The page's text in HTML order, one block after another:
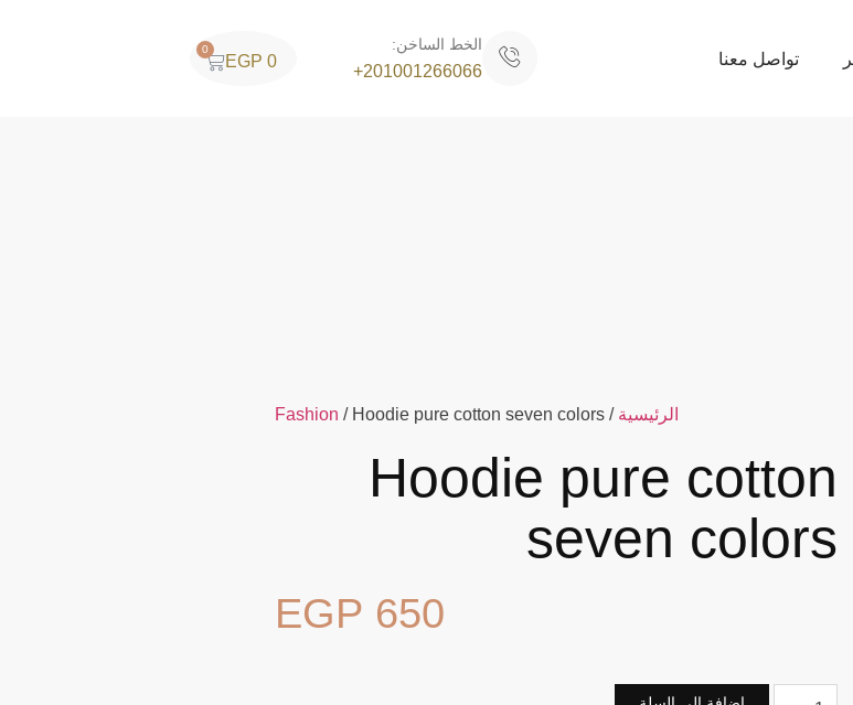
تواصل معنا
الخط الساخن:
201001266066+
EGP 0
0
الرئيسية /
Fashion / Hoodie pure cotton seven colors
Hoodie pure cotton
seven colors
EGP 650